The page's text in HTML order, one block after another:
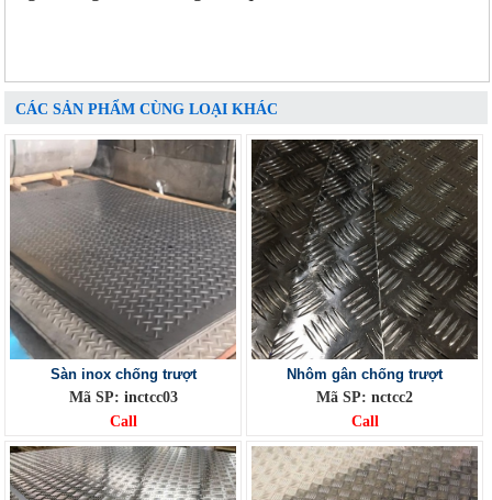
CÁC SẢN PHẨM CÙNG LOẠI KHÁC
Sàn inox chống trượt
Mã SP: inctcc03
Call
Nhôm gân chống trượt
Mã SP: nctcc2
Call